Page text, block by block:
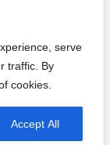
serve
traffic. By
cookies.
Accept All